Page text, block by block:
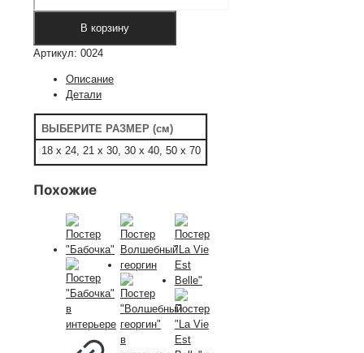
Постер
В корзину
Артикул: 0024
Описание
Детали
ВЫБЕРИТЕ РАЗМЕР (см)
18 х 24, 21 х 30, 30 х 40, 50 х 70
Похожие